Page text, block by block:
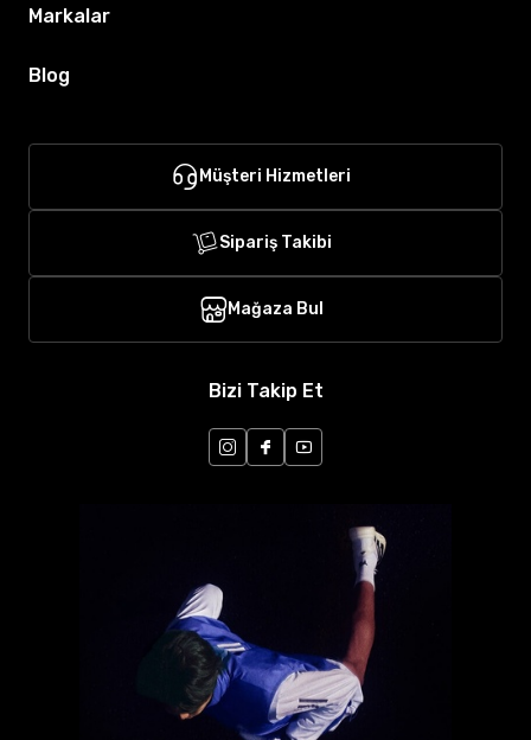
Markalar
Blog
Müşteri Hizmetleri
Sipariş Takibi
Mağaza Bul
Bizi Takip Et